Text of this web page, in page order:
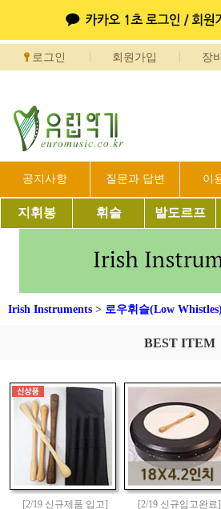
로그인 회원가입 장
공지사항 질문과 답변 이
지휘봉 휘슬 발도르프
Irish Instruments > 로우휘슬(Low Whistles)
BEST ITEM
[2/19 신규제품 입고]
[2/19 신규입고완료]